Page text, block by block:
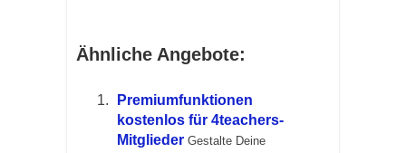
Ähnliche Angebote:
Premiumfunktionen
kostenlos für 4teachers-
Mitglieder Gestalte Deine